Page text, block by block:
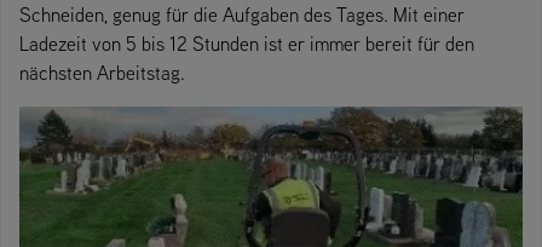
Schneiden, genug für die Aufgaben des Tages. Mit einer
Ladezeit von 5 bis 12 Stunden ist er immer bereit für den
nächsten Arbeitstag.